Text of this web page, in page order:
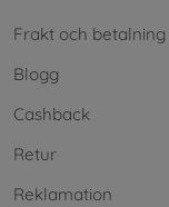
Frakt och betalning
Blogg
Cashback
Retur
Reklamation